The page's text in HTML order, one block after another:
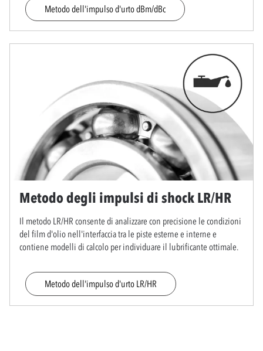
Metodo dell'impulso d'urto dBm/dBc
Metodo degli impulsi di shock LR/HR
Il metodo LR/HR consente di analizzare con precisione le condizioni
del film d'olio nell'interfaccia tra le piste esterne e interne e
contiene modelli di calcolo per individuare il lubrificante ottimale.
Metodo dell'impulso d'urto LR/HR